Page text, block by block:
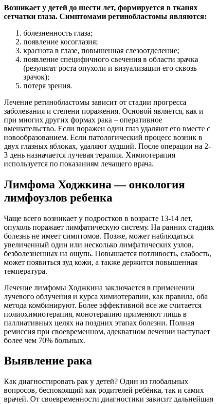
Возникает у детей до шести лет, формируется в тканях
сетчатки глаза. Симптомами ретинобластомы являются:
болезненность глаза;
появление косоглазия;
краснота в глазе, повышенная слезоотделение;
появление специфичного свечения в области зрачка
(результат роста опухоли и визуализации его сквозь
зрачок);
потеря зрения.
Лечение ретинобластомы зависит от стадии прогресса
заболевания и степени поражения. Основой является, как и
при многих других формах рака – оперативное
вмешательство. Если поражен один глаз удаляют его вместе с
новообразованием. Если патологический процесс возник в
двух глазных яблоках, удаляют худший. После операции на 2-
3 день назначается лучевая терапия. Химиотерапия
используется по показаниям лечащего врача.
Лимфома Ходжкина — онкология
лимфоузлов ребенка
Чаще всего возникает у подростков в возрасте 13-14 лет,
опухоль поражает лимфатическую систему. На ранних стадиях
болезнь не имеет симптомов. Позже, может наблюдаться
увеличенный один или несколько лимфатических узлов,
безболезненных на ощупь. Повышается потливость, слабость,
может появиться зуд кожи, а также держится повышенная
температура.
Лечение лимфомы Ходжкина заключается в применении
лучевого облучения и курса химиотерапии, как правила, оба
метода комбинируют. Более эффективной все же считается
полиохимиотерапия, монотерапию применяют лишь в
паллиативных целях на поздних этапах болезни. Полная
ремиссия при своевременном, адекватном лечении наступает
более чем 70% больных.
Выявление рака
Как диагностировать рак у детей? Один из глобальных
вопросов, беспокоящий как родителей ребёнка, так и самих
врачей. От своевременности диагностики зависит дальнейшая